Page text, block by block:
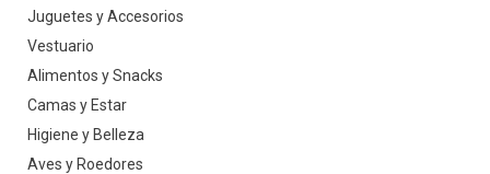
Juguetes y Accesorios
Vestuario
Alimentos y Snacks
Camas y Estar
Higiene y Belleza
Aves y Roedores